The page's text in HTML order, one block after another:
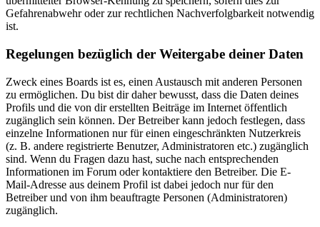
Gefahrenabwehr oder zur rechtlichen Nachverfolgbarkeit notwendig
ist.
Regelungen bezüglich der Weitergabe deiner Daten
Zweck eines Boards ist es, einen Austausch mit anderen Personen
zu ermöglichen. Du bist dir daher bewusst, dass die Daten deines
Profils und die von dir erstellten Beiträge im Internet öffentlich
zugänglich sein können. Der Betreiber kann jedoch festlegen, dass
einzelne Informationen nur für einen eingeschränkten Nutzerkreis
(z. B. andere registrierte Benutzer, Administratoren etc.) zugänglich
sind. Wenn du Fragen dazu hast, suche nach entsprechenden
Informationen im Forum oder kontaktiere den Betreiber. Die E-
Mail-Adresse aus deinem Profil ist dabei jedoch nur für den
Betreiber und von ihm beauftragte Personen (Administratoren)
zugänglich.